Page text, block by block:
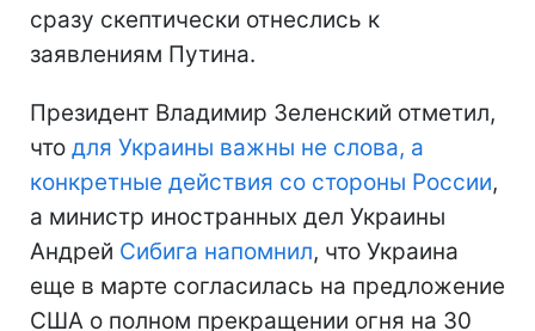
сразу скептически отнеслись к
заявлениям Путина.
Президент Владимир Зеленский отметил,
что для Украины важны не слова, а
конкретные действия со стороны России,
а министр иностранных дел Украины
Андрей Сибига напомнил, что Украина
еще в марте согласилась на предложение
США о полном прекращении огня на 30